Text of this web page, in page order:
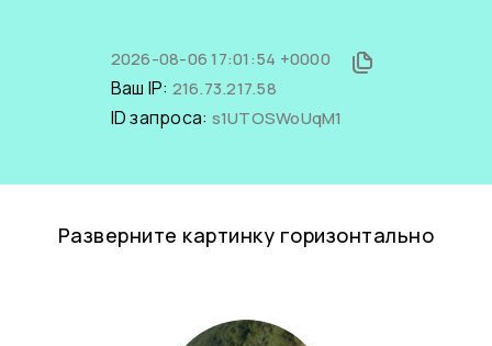
2026-08-06 17:01:54 +0000
Ваш IP: 216.73.217.58
ID запроса: s1UTOSWoUqM1
Разверните картинку горизонтально